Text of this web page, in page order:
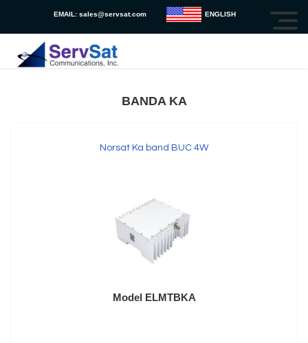
EMAIL: sales@servsat.com ENGLISH
BANDA KA
Norsat Ka band BUC 4W
Model ELMTBKA